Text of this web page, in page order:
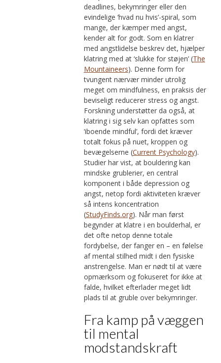
deadlines, bekymringer eller den
evindelige ‘hvad nu hvis’-spiral, som
mange, der kæmper med angst,
kender alt for godt. Som en klatrer
med angstlidelse beskrev det, hjælper
klatring med at ‘slukke for støjen’ (The
Mountaineers). Denne form for
tvungent nærvær minder utrolig
meget om mindfulness, en praksis der
beviseligt reducerer stress og angst.
Forskning understøtter da også, at
klatring i sig selv kan opfattes som
‘iboende mindful’, fordi det kræver
totalt fokus på nuet, kroppen og
bevægelserne (Current Psychology).
Studier har vist, at bouldering kan
mindske grublerier, en central
komponent i både depression og
angst, netop fordi aktiviteten kræver
så intens koncentration
(StudyFinds.org). Når man først
begynder at klatre i en boulderhal, er
det ofte netop denne totale
fordybelse, der fanger en – en følelse
af mental stilhed midt i den fysiske
anstrengelse. Man er nødt til at være
opmærksom og fokuseret for ikke at
falde, hvilket efterlader meget lidt
plads til at gruble over bekymringer.
Fra kamp på væggen
til mental
modstandskraft